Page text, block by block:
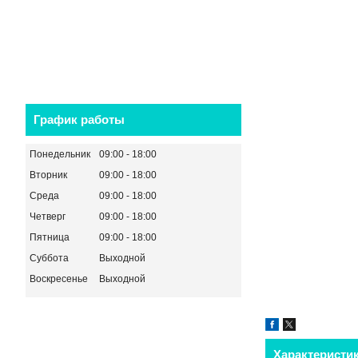
График работы
Понедельник 09:00
18:00
Вторник
09:00
18:00
Среда
09:00
18:00
Четверг
09:00
18:00
Пятница
09:00
18:00
Суббота
Выходной
Воскресенье
Выходной